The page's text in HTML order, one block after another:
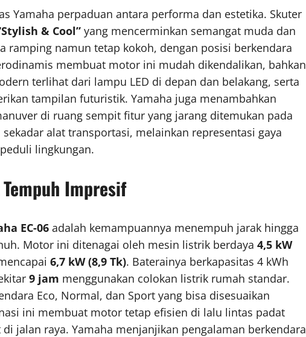
Yamaha perpaduan antara performa dan estetika. Skuter
& Cool” yang mencerminkan semangat muda dan
ramping namun tetap kokoh, dengan posisi berkendara
membuat motor ini mudah dikendalikan, bahkan
terlihat dari lampu LED di depan dan belakang, serta
tampilan futuristik. Yamaha juga menambahkan
di ruang sempit fitur yang jarang ditemukan pada
alat transportasi, melainkan representasi gaya
lingkungan.
Impresif
EC-06 adalah kemampuannya menempuh jarak hingga
Motor ini ditenagai oleh mesin listrik berdaya 4,5 kW
6,7 kW (8,9 Tk). Baterainya berkapasitas 4 kWh
9 jam menggunakan colokan listrik rumah standar.
Eco, Normal, dan Sport yang bisa disesuaikan
ini membuat motor tetap efisien di lalu lintas padat
jalan raya. Yamaha menjanjikan pengalaman berkendara